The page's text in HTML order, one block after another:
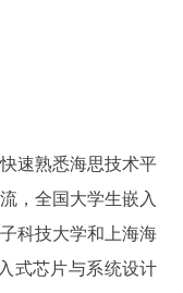
速熟悉海思技术平
，全国大学生嵌入
科技大学和上海海
式芯片与系统设计